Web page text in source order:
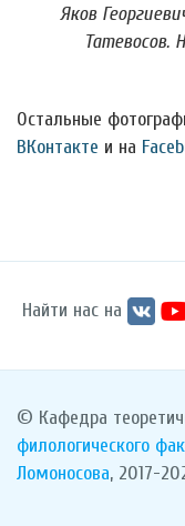
Яков
Татевосов.
Остальные
ВКонтакте и на
Найти нас на
© Кафедра
филологического
Ломоносова, 2017-